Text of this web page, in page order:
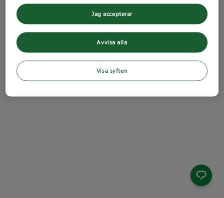
Avvisa alla
Jag accepterar
Visa syften